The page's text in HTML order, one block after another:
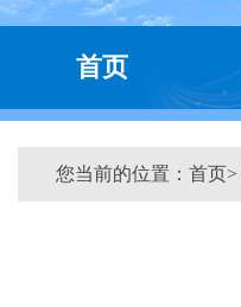
首页
您当前的位置： 首页>